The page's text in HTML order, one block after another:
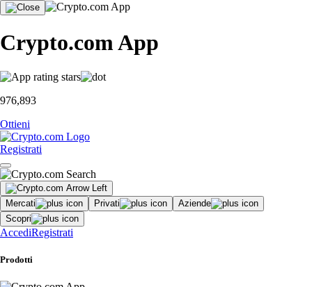
Crypto.com App
976,893
Ottieni
Registrati
Mercati Privati
Aziende
Scopri
AccediRegistrati
Prodotti